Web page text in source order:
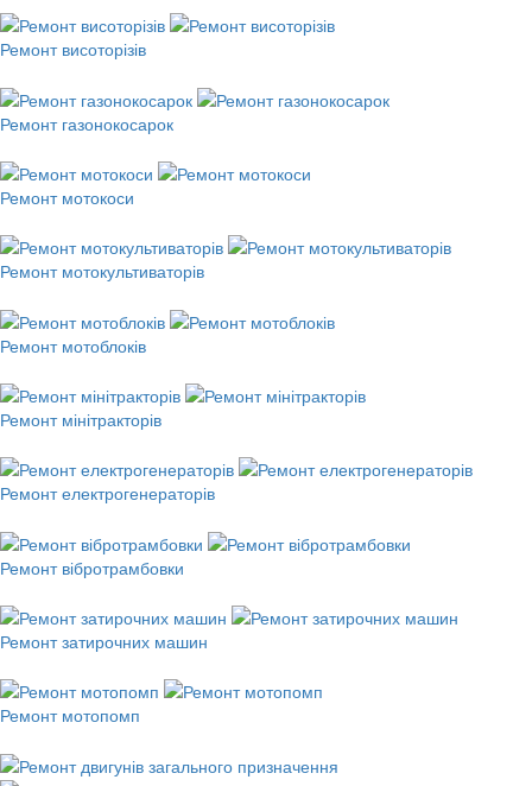
Ремонт висоторізів
Ремонт газонокосарок
Ремонт мотокоси
Ремонт мотокультиваторів
Ремонт мотоблоків
Ремонт мінітракторів
Ремонт електрогенераторів
Ремонт вібротрамбовки
Ремонт затирочних машин
Ремонт мотопомп